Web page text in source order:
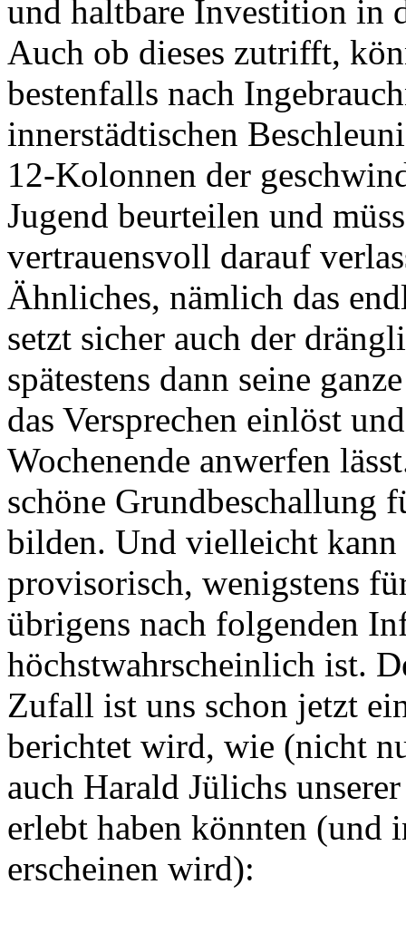
und haltbare Investition in
Auch ob dieses zutrifft,
bestenfalls nach
innerstädtischen
12-Kolonnen der
Jugend beurteilen und
vertrauensvoll darauf
Ähnliches, nämlich das
setzt sicher auch der
spätestens dann seine
das Versprechen einlöst
Wochenende anwerfen
schöne Grundbeschallung
bilden. Und vielleicht kann
provisorisch, wenigstens
übrigens nach folgenden
höchstwahrscheinlich ist.
Zufall ist uns schon jetzt
berichtet wird, wie (nicht
auch Harald Jülichs
erlebt haben könnten (und
erscheinen wird):